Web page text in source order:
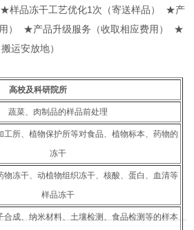
样品冻干工艺优化1次（寄送样品） ★产
） ★产品升级服务（收取相应费用） ★
运安放地）
高校及科研院所
蔬菜、肉制品的样品前处理
工所、植物保护所等对食品、植物标本、药物的
冻干
物冻干、动植物组织冻干、核酸、蛋白、血清等
样品冻干
合成、纳米材料、土壤检测、食品检测等的样本